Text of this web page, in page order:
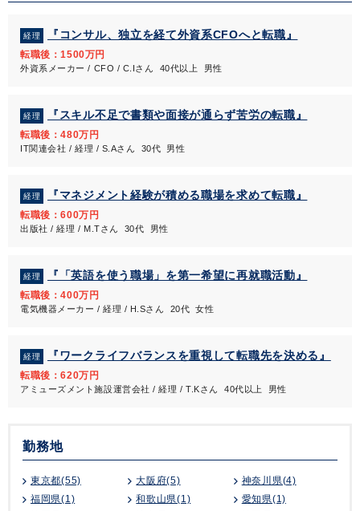
経理 『コンサル、独立を経て外資系CFOへと転職』
転職後：1500万円
外資系メーカー / CFO / C.Iさん 40代以上 男性
経理 『スキル不足で書類や面接が通らず苦労の転職』
転職後：480万円
IT関連会社 / 経理 / S.Aさん 30代 男性
経理 『マネジメント経験が積める職場を求めて転職』
転職後：600万円
出版社 / 経理 / M.Tさん 30代 男性
経理 『「英語を使う職場」を第一希望に再就職活動』
転職後：400万円
電気機器メーカー / 経理 / H.Sさん 20代 女性
経理 『ワークライフバランスを重視して転職先を決める』
転職後：620万円
アミューズメント施設運営会社 / 経理 / T.Kさん 40代以上 男性
勤務地
東京都(55) 大阪府(5)
神奈川県(4)
福岡県(1)
和歌山県(1)
愛知県(1)